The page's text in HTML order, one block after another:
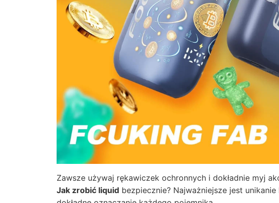
Zawsze używaj rękawiczek ochronnych i dokładnie myj
Jak zrobić liquid bezpiecznie? Najważniejsze jest